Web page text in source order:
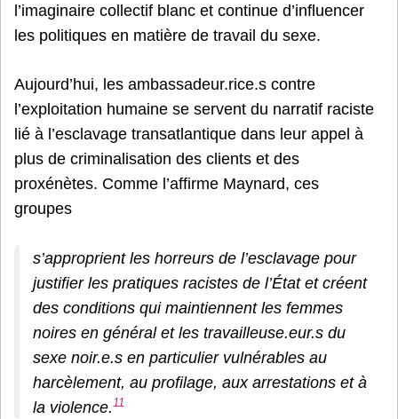
l’imaginaire collectif blanc et continue d’influencer
les politiques en matière de travail du sexe.
Aujourd’hui, les ambassadeur.rice.s contre
l’exploitation humaine se servent du narratif raciste
lié à l’esclavage transatlantique dans leur appel à
plus de criminalisation des clients et des
proxénètes. Comme l’affirme Maynard, ces
groupes
s’approprient les horreurs de l’esclavage pour
justifier les pratiques racistes de l’État et créent
des conditions qui maintiennent les femmes
noires en général et les travailleuse.eur.s du
sexe noir.e.s en particulier vulnérables au
harcèlement, au profilage, aux arrestations et à
la violence.11